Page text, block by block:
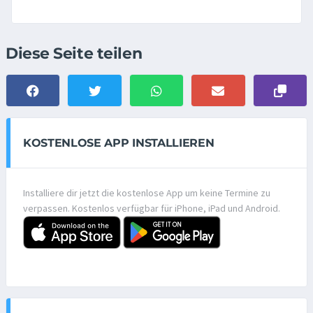
Diese Seite teilen
KOSTENLOSE APP INSTALLIEREN
Installiere dir jetzt die kostenlose App um keine Termine zu
verpassen. Kostenlos verfügbar für iPhone, iPad und Android.